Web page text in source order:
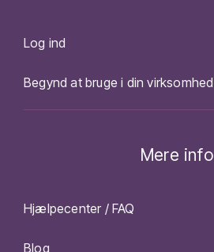
Log ind
Begynd at bruge i din virksomhed
Mere info
Hjælpecenter / FAQ
Blog